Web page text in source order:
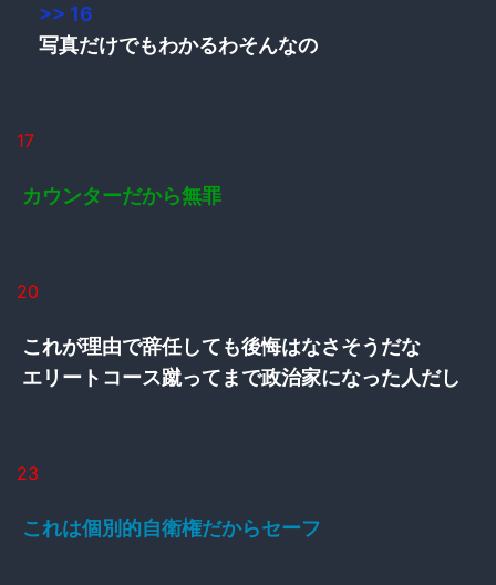
>> 16
写真だけでもわかるわそんなの
17
カウンターだから無罪
20
これが理由で辞任しても後悔はなさそうだな
エリートコース蹴ってまで政治家になった人だし
23
これは個別的自衛権だからセーフ